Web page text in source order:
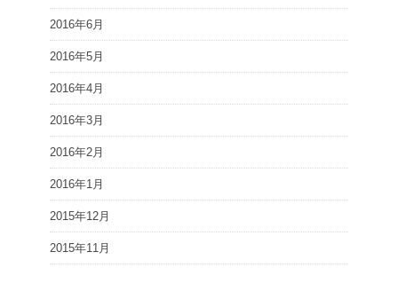
2016年6月
2016年5月
2016年4月
2016年3月
2016年2月
2016年1月
2015年12月
2015年11月